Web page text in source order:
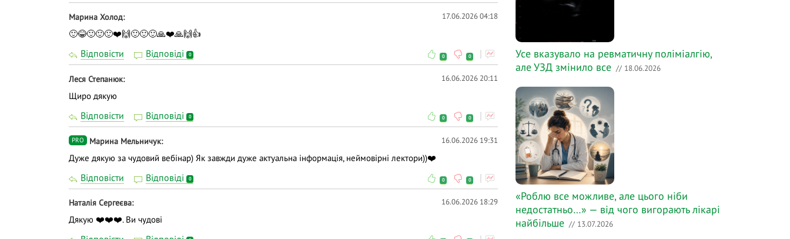
Марина Холод 17.06.2026 04:18
🙂😂🙂🙂🙂❤️🙌🙂🙂🙂🙏❤️🙏🙌👍
Відповісти Відповіді 0 0 0
Леся Степанюк 16.06.2026 20:11
Щиро дякую
Відповісти Відповіді 0 0 0
PRO Марина Мельничук 16.06.2026 19:31
Дуже дякую за чудовий вебінар) Як завжди дуже актуальна інформація, неймовірні лектори))❤️
Відповісти Відповіді 0 0 0
Наталія Сергеєва 16.06.2026 18:29
Дякую ❤️❤️❤️. Ви чудові
Усе вказувало на ревматичну поліміалгію,
але УЗД змінило все // 18.06.2026
«Роблю все можливе, але цього ніби
недостатньо…» — від чого вигорають лікарі
найбільше // 13.07.2026